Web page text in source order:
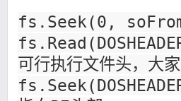
fs.Seek(0,
可行执行文件头，大